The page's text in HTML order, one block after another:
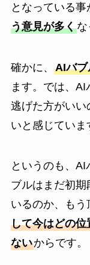
となっている事
う意見が多くな
確かに、 AIバブ
ます。では、
逃げた方がいい
いと感じていま
というのも、
ブルはまだ初
いるのか、もう
して今はどの
ないからです。